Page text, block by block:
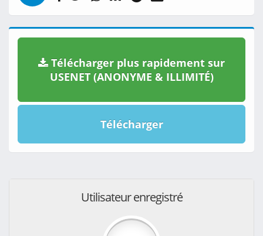
Télécharger plus rapidement sur
USENET (ANONYME & ILLIMITÉ)
Télécharger
Utilisateur enregistré